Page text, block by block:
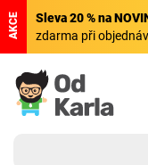
AKCE Sleva 20 % na
zdarma při